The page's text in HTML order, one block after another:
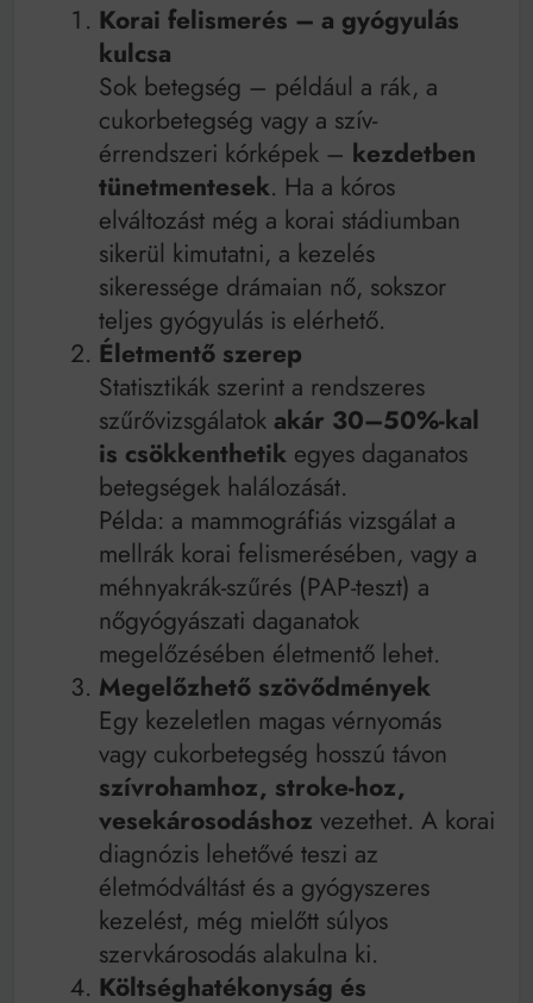
Korai felismerés – a gyógyulás
kulcsa
Sok betegség – például a rák, a
cukorbetegség vagy a szív-
érrendszeri kórképek – kezdetben
tünetmentesek. Ha a kóros
elváltozást még a korai stádiumban
sikerül kimutatni, a kezelés
sikeressége drámaian nő, sokszor
teljes gyógyulás is elérhető.
Életmentő szerep
Statisztikák szerint a rendszeres
szűrővizsgálatok akár 30–50%-kal
is csökkenthetikegyes daganatos
betegségek halálozását.
Példa: a mammográfiás vizsgálat a
mellrák korai felismerésében, vagy a
méhnyakrák-szűrés (PAP-teszt) a
nőgyógyászati daganatok
megelőzésében életmentő lehet.
Megelőzhető szövődmények
Egy kezeletlen magas vérnyomás
vagy cukorbetegség hosszú távon
szívrohamhoz, stroke-hoz,
vesekárosodáshoz vezethet. A korai
diagnózis lehetővé teszi az
életmódváltást és a gyógyszeres
kezelést, még mielőtt súlyos
szervkárosodás alakulna ki.
Költséghatékonyság és